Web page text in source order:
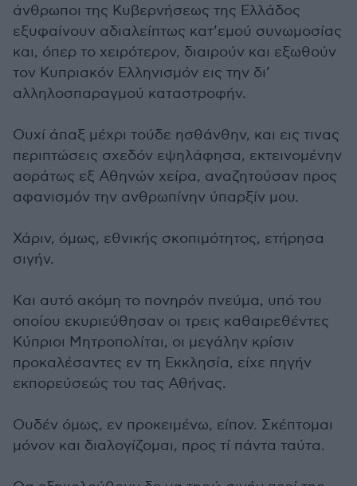
άνθρωποι της Κυβερνήσεως της Ελλάδος
εξυφαίνουν αδιαλείπτως κατ’εμού συνωμοσίας
και, όπερ το χειρότερον, διαιρούν και εξωθούν
τον Κυπριακόν Ελληνισμόν εις την δι’
αλληλοσπαραγμού καταστροφήν.
Ουχί άπαξ μέχρι τούδε ησθάνθην, και εις τινας
περιπτώσεις σχεδόν εψηλάφησα, εκτεινομένην
αοράτως εξ Αθηνών χείρα, αναζητούσαν προς
αφανισμόν την ανθρωπίνην ύπαρξίν μου.
Χάριν, όμως, εθνικής σκοπιμότητος, ετήρησα
σιγήν.
Και αυτό ακόμη το πονηρόν πνεύμα, υπό του
οποίου εκυριεύθησαν οι τρεις καθαιρεθέντες
Κύπριοι Μητροπολίται, οι μεγάλην κρίσιν
προκαλέσαντες εν τη Εκκλησία, είχε πηγήν
εκπορεύσεώς του τας Αθήνας.
Ουδέν όμως, εν προκειμένω, είπον. Σκέπτομαι
μόνον και διαλογίζομαι, προς τί πάντα ταύτα.